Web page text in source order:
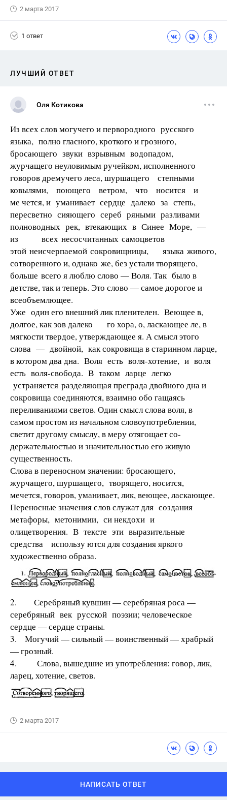
2 марта 2017
1 ответ
ЛУЧШИЙ ОТВЕТ
Оля Котикова
Из всех слов могучего и первородного русского
языка, полно­ гласного, кроткого и грозного,
бросающего звуки взрывным водопадом,
журчащего неуловимым ручейком, исполненного
говоров дремучего леса, шуршащего степными
ковылями, поющего ветром, что носится и
ме­ чется, и уманивает сердце далеко за степь,
пересветно сияющего сереб­ ряными разливами
полноводных рек, втекающих в Синее Море, —
из всех несосчитанных самоцветов
этой неисчерпаемой сокровищницы, языка живого,
сотворенного и, однако же, без устали творящего,
больше всего я люблю слово — Воля. Так было в
детстве, так и теперь. Это слово — самое дорогое и
всеобъемлющее.
Уже один его внешний лик пленителен. Веющее в,
долгое, как зов далеко­ го хора, о, ласкающее ле, в
мягкости твердое, утверждающее я. А смысл этого
слова — двойной, как сокровища в старинном ларце,
в котором два дна. Воля есть воля-хотение, и воля
есть воля-свобода. В таком ларце легко
устраняется разделяющая преграда двойного дна и
сокровища соединяются, взаимно обо­ гащаясь
переливаниями светов. Один смысл слова воля, в
самом простом из­ начальном словоупотреблении,
светит другому смыслу, в меру отягощает со­
держательностью и значительностью его живую
существенность.
Слова в переносном значении: бросающего,
журчащего, шуршащего, творящего, носится,
мечется, говоров, уманивает, лик, веющее, ласкающее.
Переносные значения слов служат для создания
метафоры, метонимии, си­ некдохи и
олицетворения. В тексте эти выразительные
средства использу­ ются для создания яркого
художественно образа.
2. Серебряный кувшин — серебряная роса —
серебряный век русской поэзии; человеческое
сердце — сердце страны.
3. Могучий — сильный — воинственный — храбрый
— грозный.
4. Слова, вышедшие из употребления: говор, лик,
ларец, хотение, светов.
2 марта 2017
НАПИСАТЬ ОТВЕТ